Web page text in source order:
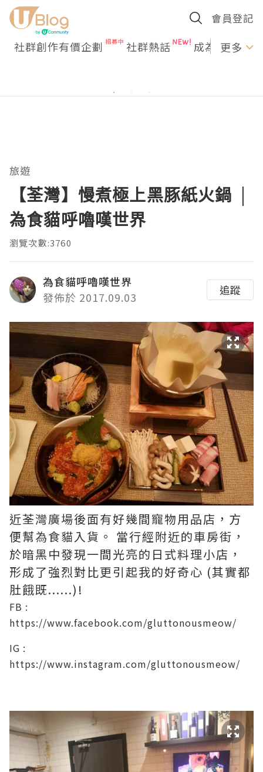
會員登記
社群創作有價企劃 社群熱話 成為U更多
旅遊
【荃灣】慢煮極上黑豚紙火鍋 │
為食貓呼嚕嘆世界
瀏覽次數:3760
為食貓呼嚕嘆世界
發佈於 2017.09.03
追蹤
近荃灣廣場後面有好幾間寵物用品店，方
便幫為食貓入貨。 當行經附近的車房街，
於暗黑中發現一間光亮的日式料理小店，
形成了強烈對比更引起我的好奇心 (其實都
肚餓既......)!
FB :
https://www.facebook.com/gluttonousmeow/
IG :
https://www.instagram.com/gluttonousmeow/